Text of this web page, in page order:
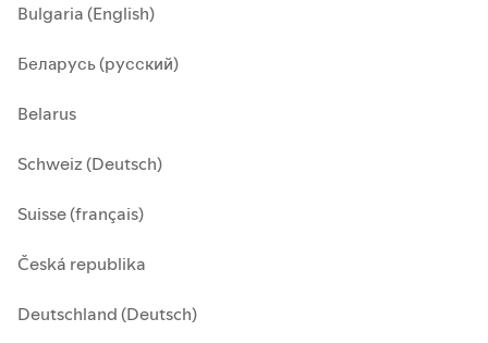
Bulgaria (English)
Беларусь (русский)
Belarus
Schweiz (Deutsch)
Suisse (français)
Česká republika
Deutschland (Deutsch)